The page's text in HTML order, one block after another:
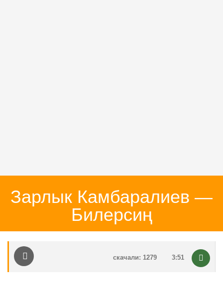
Зарлык Камбаралиев —
Билерсиң
3:51
скачали: 1279